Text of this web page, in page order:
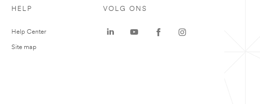
HELP
Help Center
Site map
VOLG ONS